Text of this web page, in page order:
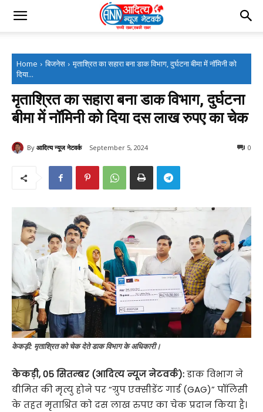
Home बिजनेस
मृताश्रित का सहारा बना डाक विभाग, दुर्घटना बीमा में नॉमिनी को
दिया...
मृताश्रित का सहारा बना डाक विभाग, दुर्घटना
बीमा में नॉमिनी को दिया दस लाख रुपए का चेक
By आदित्य न्यूज नेटवर्क September 5, 2024 0
केकड़ी: मृताश्रित को चेक देते डाक विभाग के अधिकारी।
केकड़ी, 05 सितम्बर (आदित्य न्यूज नेटवर्क):डाक विभाग ने
बीमित की मृत्यु होने पर “ग्रुप एक्सीडेंट गार्ड (GAG)” पॉलिसी
के तहत मृताश्रित को दस लाख रुपए का चेक प्रदान किया है।